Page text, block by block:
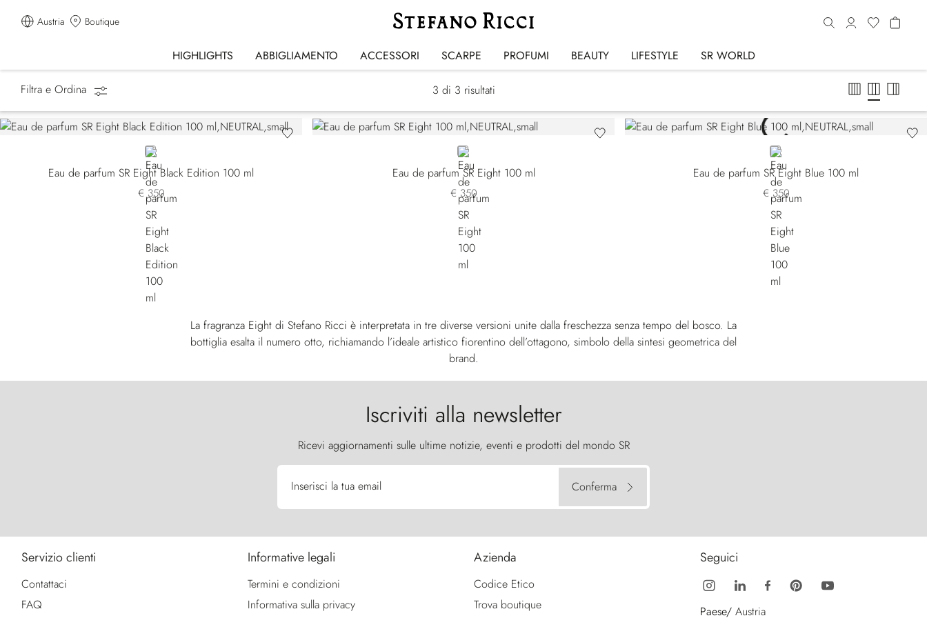
Austria Boutique
HIGHLIGHTS ABBIGLIAMENTO ACCESSORI SCARPE PROFUMI BEAUTY LIFESTYLE SR WORLD
Homepage Profumi
Eight
Filtra e Ordina 3 di 3 risultati
NEUTRAL
Eau de parfum SR Eight Black Edition 100 ml
€ 350
NEUTRAL
Eau de parfum SR Eight 100 ml
€ 350
NEUTRAL
Eau de parfum SR Eight Blue 100 ml
€ 350
La fragranza Eight di Stefano Ricci è interpretata in tre diverse versioni unite dalla freschezza senza tempo del bosco. La
bottiglia esalta il numero otto, richiamando l’ideale artistico fiorentino dell’ottagono, simbolo della sintesi geometrica del
brand.
Iscriviti alla newsletter
Ricevi aggiornamenti sulle ultime notizie, eventi e prodotti del mondo SR
Inserisci la tua email Conferma
Servizio clienti
Contattaci
FAQ
Informative legali
Termini e condizioni
Informativa sulla privacy
Azienda
Codice Etico
Trova boutique
Seguici
Paese/ Austria